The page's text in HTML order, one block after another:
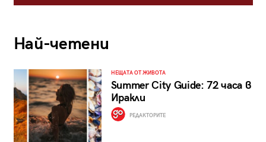
Най-четени
НЕЩАТА ОТ ЖИВОТА
Summer City Guide: 72 часа в
Иракли
РЕДАКТОРИТЕ